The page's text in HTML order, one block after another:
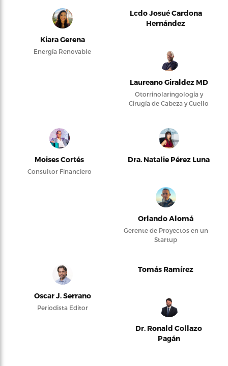
Kiara Gerena
Energía Renovable
Lcdo Josué Cardona
Hernández
Laureano Giraldez MD
Otorrinolaringología y
Cirugía de Cabeza y Cuello
Moises Cortés
Consultor Financiero
Dra. Natalie Pérez Luna
Orlando Alomá
Gerente de Proyectos en un
Startup
Oscar J. Serrano
Periodista Editor
Tomás Ramírez
Dr. Ronald Collazo
Pagán